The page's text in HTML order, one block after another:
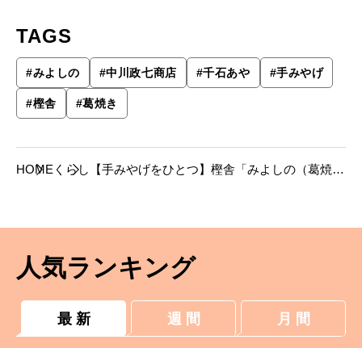
TAGS
#みよしの #中川政七商店 #千石あや #手みやげ
#樫舎 #葛焼き
HOME くらし
【手みやげをひとつ】樫舎「みよしの（葛焼
人気ランキング
最 新 週 間 月 間